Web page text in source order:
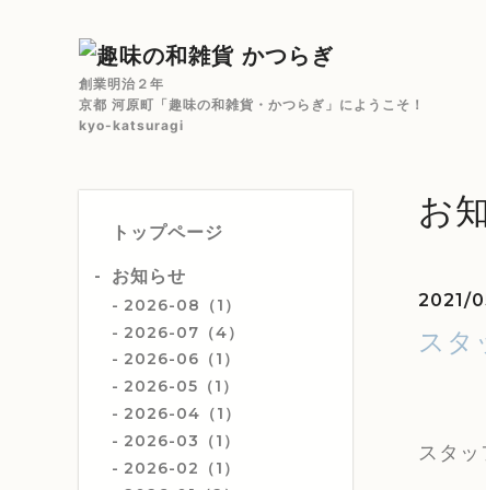
創業明治２年
京都 河原町「趣味の和雑貨・かつらぎ」にようこそ！
kyo-katsuragi
トップページ
お知らせ
2026-08（1）
2026-07（4）
2026-06（1）
2026-05（1）
2026-04（1）
2026-03（1）
2026-02（1）
お
2021/
スタ
スタ